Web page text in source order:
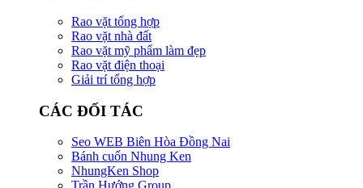
Rao vặt tổng hợp
Rao vặt nhà đất
Rao vặt mỹ phẩm làm đẹp
Rao vặt điện thoại
Giải trí tổng hợp
CÁC ĐỐI TÁC
Seo WEB Biên Hòa Đồng Nai
Bánh cuốn Nhung Ken
NhungKen Shop